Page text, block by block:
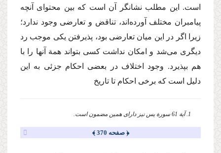
است. این مطلب نشانگر آن است كه بین محتوای آنچه
پیامبران مختلف آورده‌اند، تناقض و تعارضی وجود ندارد؛
زیرا اگر در این میان تعارضی بود، پذیرفتن یكی موجب رد
دیگری می‌شد و امكان نداشت كسی بتواند همة آنها را با
هم بپذیرد. وجود اختلاف در بعضی احكام جزئی به این
دلیل است كه برخی احكام تا تاریخ
1. آیة 61 سورة یس نیز دارای همین مضمون است.
﴿ صفحه 370 ﴾